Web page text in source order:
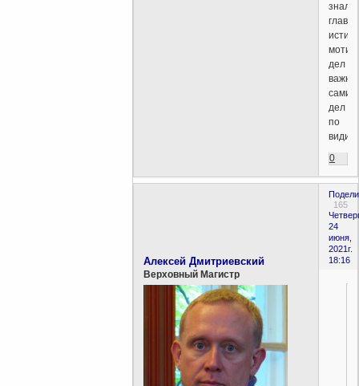
знали
истину
дел
самих
дел
по
0
165
24
июня,
2021г.
18:16
Алексей Дмитриевский
Верховный Магистр